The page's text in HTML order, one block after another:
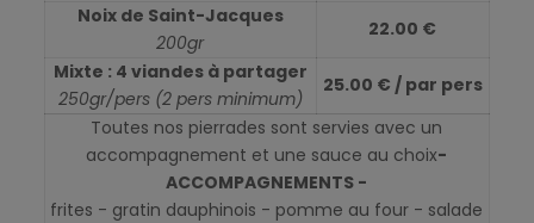
Noix de Saint-Jacques
200gr
22.00 €
Mixte : 4 viandes à partager
250gr/pers (2 pers minimum)
25.00 € / par pers
Toutes nos pierrades sont servies avec un
accompagnement et une sauce au choix-
ACCOMPAGNEMENTS -
frites - gratin dauphinois - pomme au four - salade